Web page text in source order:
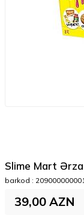
Slime Mart
barkod :
39,00 AZN